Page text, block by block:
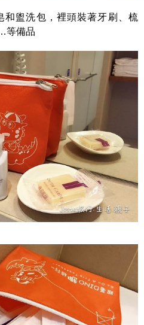
和盥洗包，裡頭裝著牙刷、梳
等備品